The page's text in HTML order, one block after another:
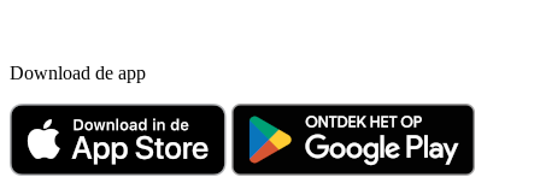
Download de app